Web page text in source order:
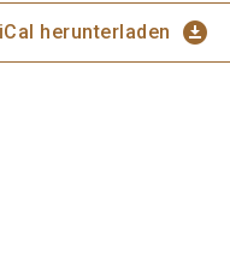
herunterladen download_for_offline